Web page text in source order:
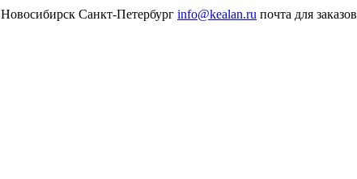
Новосибирск Санкт-Петербург info@kealan.ru почта для заказов